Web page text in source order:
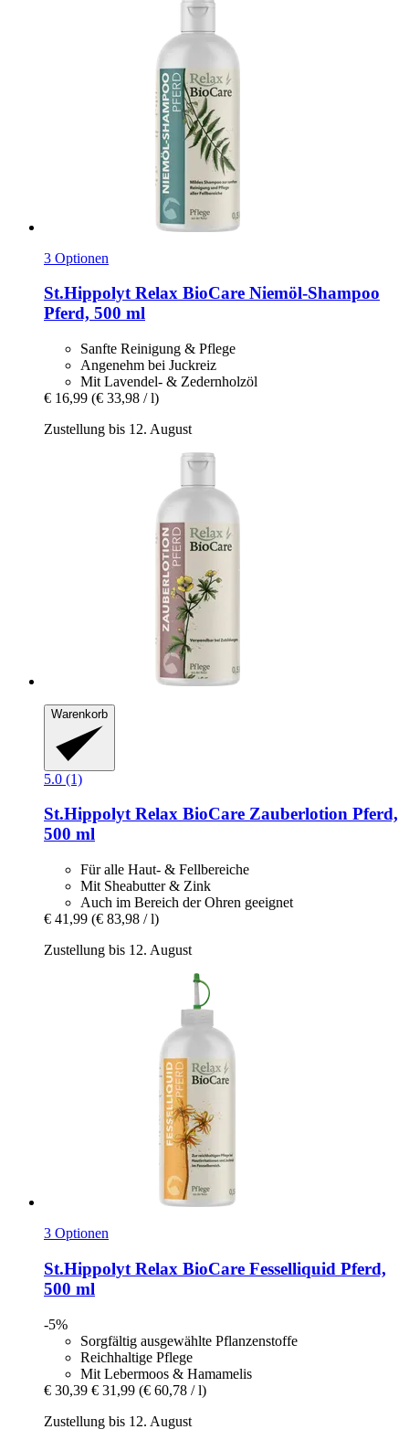
3 Optionen
St.HippolytRelax BioCare Niemöl-​Shampoo
Pferd, 500 ml
Sanfte Reinigung & Pflege
Angenehm bei Juckreiz
Mit Lavendel- & Zedernholzöl
€ 16,99 (€ 33,98 / l)
Zustellung bis 12. August
Warenkorb
5.0 (1)
St.HippolytRelax BioCare Zauberlotion Pferd,
500 ml
Für alle Haut- & Fellbereiche
Mit Sheabutter & Zink
Auch im Bereich der Ohren geeignet
€ 41,99 (€ 83,98 / l)
Zustellung bis 12. August
3 Optionen
St.Hippolyt Relax BioCare Fesselliquid Pferd,
500 ml
-5%
Sorgfältig ausgewählte Pflanzenstoffe
Reichhaltige Pflege
Mit Lebermoos & Hamamelis
€ 30,39 € 31,99 (€ 60,78 / l)
Zustellung bis 12. August